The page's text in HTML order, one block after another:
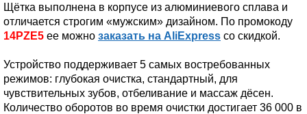
Щётка выполнена в корпусе из алюминиевого сплава и
отличается строгим «мужским» дизайном. По промокоду
14PZE5 ее можно заказать на AliExpress со скидкой.
Устройство поддерживает 5 самых востребованных
режимов: глубокая очистка, стандартный, для
чувствительных зубов, отбеливание и массаж дёсен.
Количество оборотов во время очистки достигает 36 000 в